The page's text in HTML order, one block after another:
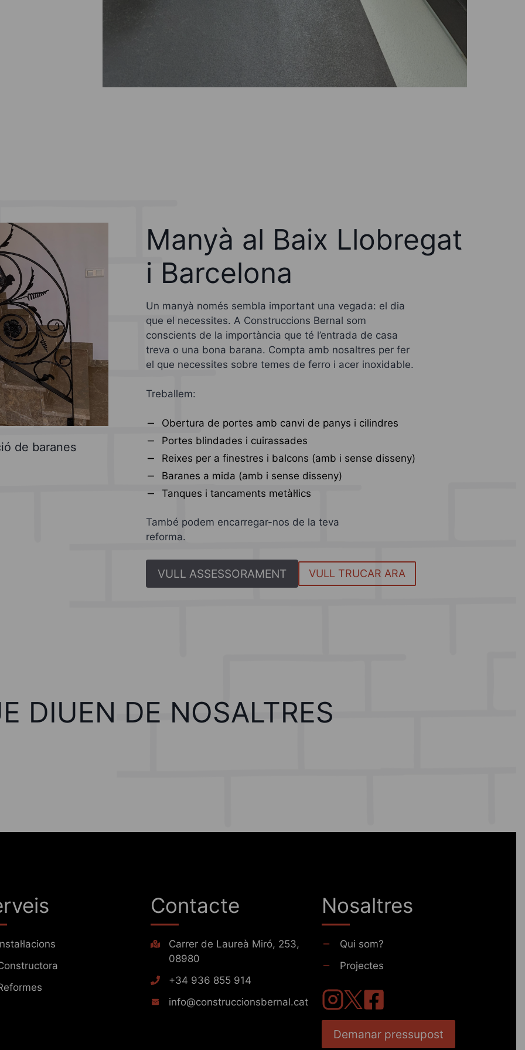
de baranes
Manyà al Baix Llobregat
i Barcelona
Un manyà només sembla important una vegada: el dia
que el necessites. A Construccions Bernal som
conscients de la importància que té l’entrada de casa
treva o una bona barana. Compta amb nosaltres per fer
el que necessites sobre temes de ferro i acer inoxidable.
Treballem:
Obertura de portes amb canvi de panys i cilindres
Portes blindades i cuirassades
Reixes per a finestres i balcons (amb i sense disseny)
Baranes a mida (amb i sense disseny)
Tanques i tancaments metàl·lics
També podem encarregar-nos de la teva
reforma.
VULL ASSESSORAMENT VULL TRUCAR ARA
DIUEN DE NOSALTRES
Contacte
Carrer de Laureà Miró, 253,
08980
+34 936 855 914
info@construccionsbernal.cat
Nosaltres
Qui som?
Projectes
Demanar pressupost